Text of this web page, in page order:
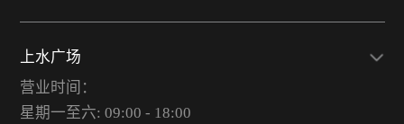
上水广场
营业时间：
星期一至六: 09:00 - 18:00